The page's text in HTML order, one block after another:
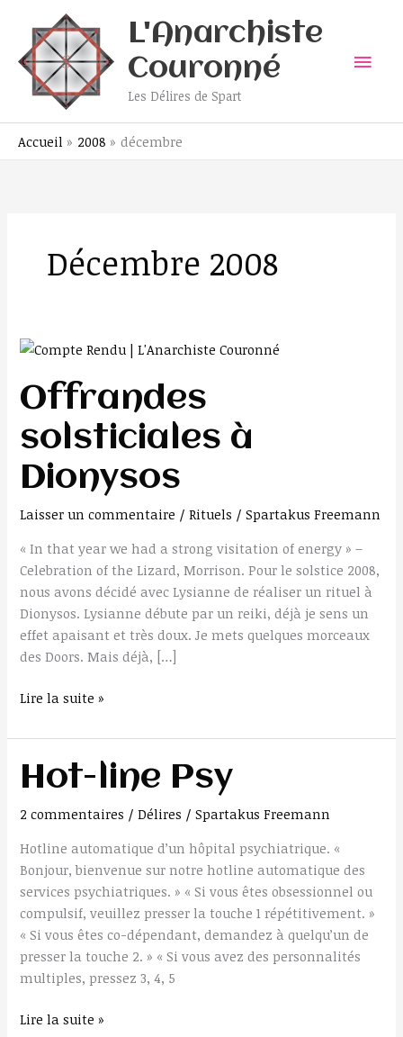
contenu
L'Anarchiste
Couronné
Les Délires de Spart
Accueil 2008 décembre
Décembre 2008
Offrandes
solsticiales à
Dionysos
Laisser un commentaire /Rituels /Spartakus Freemann
« In that year we had a strong visitation of energy » –
Celebration of the Lizard, Morrison. Pour le solstice 2008,
nous avons décidé avec Lysianne de réaliser un rituel à
Dionysos. Lysianne débute par un reiki, déjà je sens un
effet apaisant et très doux. Je mets quelques morceaux
des Doors. Mais déjà, […]
Offrandes
à
Dionysos
Lire la suite »
Hot-line Psy
2 commentaires /Délires /Spartakus Freemann
Hotline automatique d’un hôpital psychiatrique. «
Bonjour, bienvenue sur notre hotline automatique des
services psychiatriques. » « Si vous êtes obsessionnel ou
compulsif, veuillez presser la touche 1 répétitivement. »
« Si vous êtes co-dépendant, demandez à quelqu’un de
presser la touche 2. » « Si vous avez des personnalités
multiples, pressez 3, 4, 5
Hot-
line
Psy
Lire la suite »